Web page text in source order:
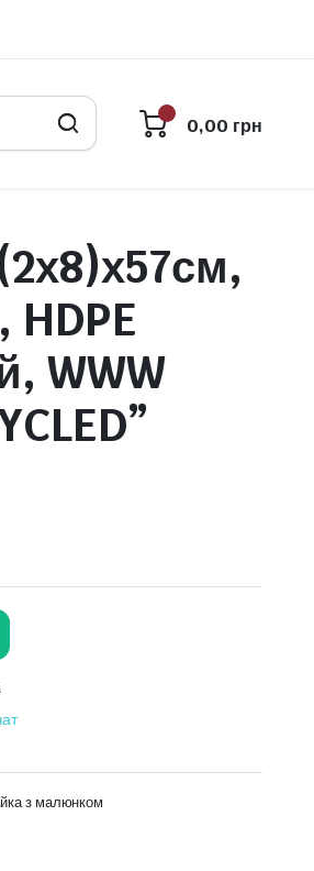
0,00 грн
WWW
з малюнком